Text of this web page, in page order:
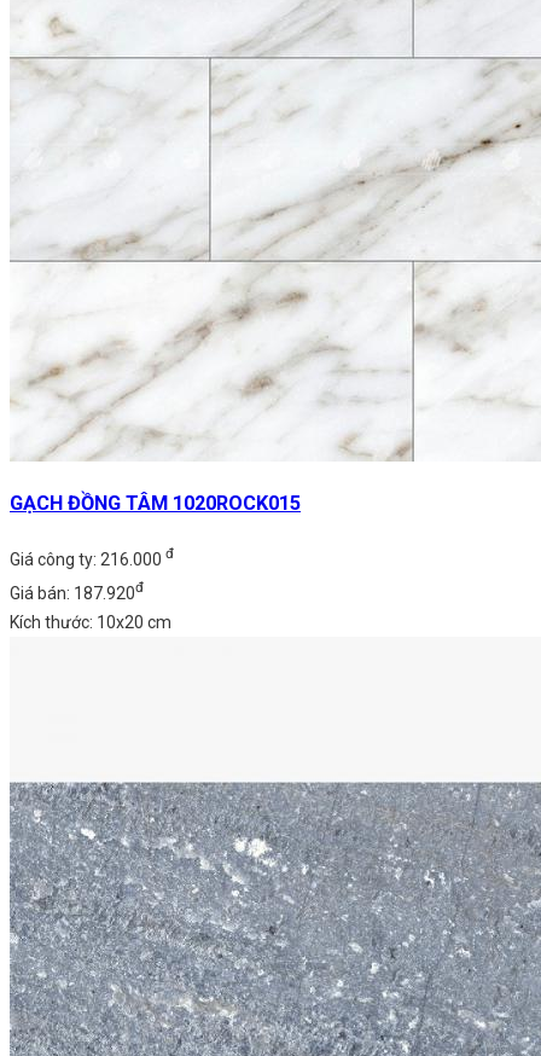
GẠCH ĐỒNG TÂM 1020ROCK015
Giá công ty: 216.000 đ
Giá bán: 187.920đ
Kích thước: 10x20 cm